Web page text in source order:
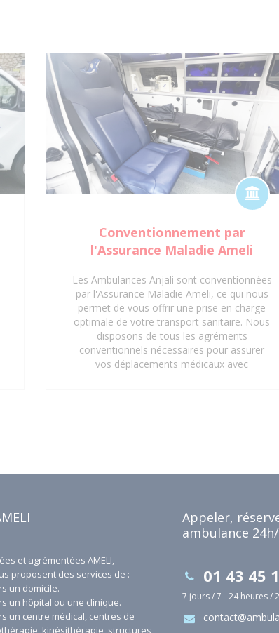
Conventionnement par
l'Assurance Maladie Ameli
Les Ambulances Anjali sont conventionnées
par l'Assurance Maladie Ameli, ce qui nous
permet de vous offrir une prise en charge
optimale de votre transport sanitaire. Nous
disposons de tous les agréments
conventionnels nécessaires pour assurer
vos déplacements médicaux avec
transport sanitaire conventionné et de
et agrémentées AMELI,
proposent des services de :
un domicile.
un hôpital ou une clinique.
un centre médical, centres de
kinésithérapie, structures
Appeler,
ambulance
01 43 45
7 jours / 7 - 24 heures /